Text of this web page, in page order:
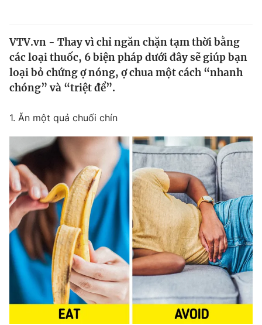
Thế giới
Tin tức
Thế giới đó đây
Câu chuyện quốc tế
Kinh tế
Góc doanh nghiệp
Dữ liệu và đời sống
Truyền hình
Phim VTV
Hậu trường
Nhân vật
Khán giả
Giải sao mai
Giải trí
Điện ảnh
Âm nhạc
Sao
Đời sống
Du lịch
Làm đẹp
Chất lượng cuộc sống
Giáo dục
Tuyển sinh
Học trực tuyến
Công nghệ
Hitech Công nghệ tương lai
Giao lưu trực tuyến
VTV.vn - Thay vì chỉ ngăn chặn tạm thời bằng
các loại thuốc, 6 biện pháp dưới đây sẽ giúp bạn
loại bỏ chứng ợ nóng, ợ chua một cách “nhanh
chóng” và “triệt để”.
1. Ăn một quả chuối chín